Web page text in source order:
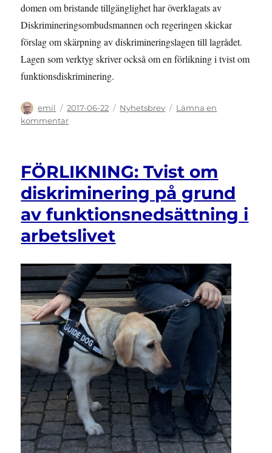
domen om bristande tillgänglighet har överklagats av
Diskrimineringsombudsmannen och regeringen skickar
förslag om skärpning av diskrimineringslagen till lagrådet.
Lagen som verktyg skriver också om en förlikning i tvist om
funktionsdiskriminering.
Författare
emil
Publicerat
den
2017-06-22 Kategorier
Nyhetsbrev
Lämna en
kommentartill
FÖRLIKNING: Tvist om
diskriminering på grund
av funktionsnedsättning i
arbetslivet